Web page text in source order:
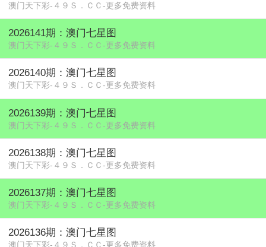
澳门天下彩-４９Ｓ．ＣＣ-更多免费资料
2026141期：澳门七星图
澳门天下彩-４９Ｓ．ＣＣ-更多免费资料
2026140期：澳门七星图
澳门天下彩-４９Ｓ．ＣＣ-更多免费资料
2026139期：澳门七星图
澳门天下彩-４９Ｓ．ＣＣ-更多免费资料
2026138期：澳门七星图
澳门天下彩-４９Ｓ．ＣＣ-更多免费资料
2026137期：澳门七星图
澳门天下彩-４９Ｓ．ＣＣ-更多免费资料
2026136期：澳门七星图
澳门天下彩-４９Ｓ．ＣＣ-更多免费资料